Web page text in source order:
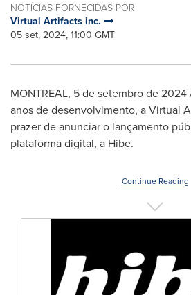
NOTÍCIAS FORNECIDAS POR
Virtual Artifacts inc.
05 set, 2024, 11:00 GMT
MONTREAL, 5 de setembro de 2024
anos de desenvolvimento, a Virtual
prazer de anunciar o lançamento
plataforma digital, a Hibe.
Continue Reading